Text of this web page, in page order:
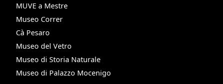
MUVE a Mestre
Museo Correr
Cà Pesaro
Museo del Vetro
Museo di Storia Naturale
Museo di Palazzo Mocenigo